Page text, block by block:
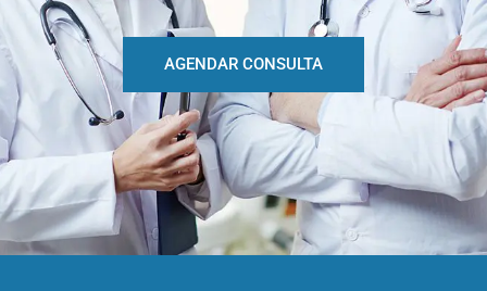
AGENDAR CONSULTA